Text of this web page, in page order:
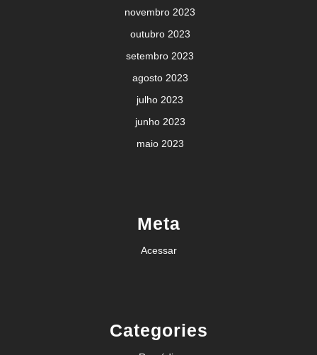
novembro 2023
outubro 2023
setembro 2023
agosto 2023
julho 2023
junho 2023
maio 2023
Meta
Acessar
Categories